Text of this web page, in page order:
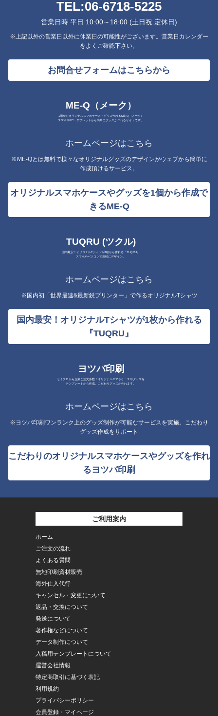
TEL:06-6718-5225
営業日時 平日 10:00～18:00 (土日祝 定休日)
※上記以外の営業日以外に休業日の可能性がございます。営業日カレンダー
をよくご確認下さい。
お問合せフォームはこちらから
ME-Q（メーク）
1個からオリジナルスマホケース・グッズ作れるME-Q（メーク）
スマホやPC・タブレットから簡単にグッズが作れるサイトです。
ホームページはこちら
※ME-Qとは無料で様々なオリジナルグッズのデザインがウェブから簡単に
作成頂けるサービス。
オリジナルスマホケースやグッズを1個から作成で
きるME-Q
TUQRU (ツクル)
国内最安！オリジナルTシャツが1枚から作れる『TUQRU』
スマホやパソコンで気軽にデザイン。
ホームページはこちら
※国内初「世界最速&最新鋭プリンター」で作るオリジナルTシャツ
国内最安！オリジナルTシャツが1枚から作れる
『TUQRU』
ヨツバ印刷
セミプロから企業ご注文多数！オリジナルスマホケースやグッズを
テンプレートから作成。こだわりグッズが作れます。
ホームページはこちら
※ヨツバ印刷ワンランク上のグッズ制作が可能なサービスを実施。こだわり
グッズ作成をサポート
こだわりのオリジナルスマホケースやグッズを作れ
るヨツバ印刷
ご利用案内
ホーム
ご注文の流れ
よくある質問
無地印刷資材販売
海外仕入代行
キャンセル・変更について
返品・交換について
発送について
著作権などについて
データ制作について
入稿用テンプレートについて
運営会社情報
特定商取引に基づく表記
利用規約
プライバシーポリシー
会員登録・マイページ